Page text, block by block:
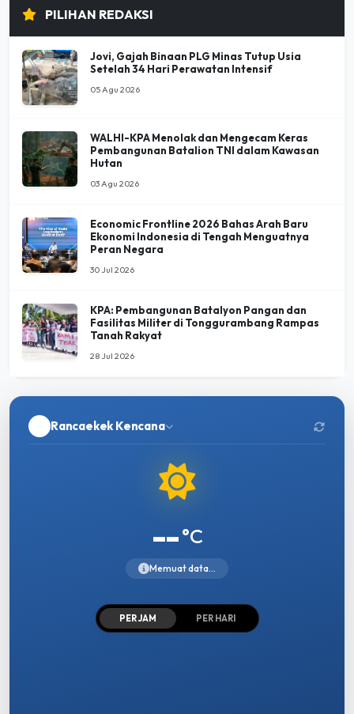
PILIHAN REDAKSI
Jovi, Gajah Binaan PLG Minas Tutup Usia
Setelah 34 Hari Perawatan Intensif
05 Agu 2026
WALHI-KPA Menolak dan Mengecam Keras
Pembangunan Batalion TNI dalam Kawasan
Hutan
03 Agu 2026
Economic Frontline 2026 Bahas Arah Baru
Ekonomi Indonesia di Tengah Menguatnya
Peran Negara
30 Jul 2026
KPA: Pembangunan Batalyon Pangan dan
Fasilitas Militer di Tonggurambang Rampas
Tanah Rakyat
28 Jul 2026
Rancaekek Kencana
--°C
Memuat data...
PER JAM PER HARI